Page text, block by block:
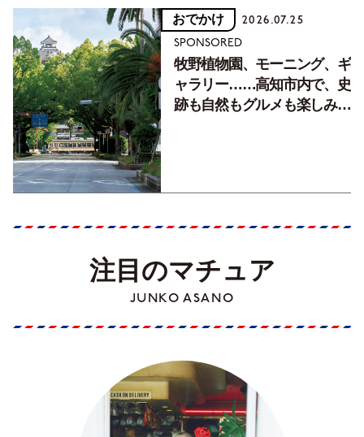
おでかけ 2026.07.25
SPONSORED
牧野植物園、モーニング、ギ
ャラリー……高知市内で、史
跡も自然もグルメも楽しみ尽
注目のマチュア
JUNKO ASANO